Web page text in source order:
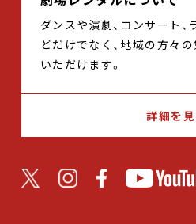
ダンスや演劇、コンサート、
どだけでなく、地域の方々
いただけます。
詳細を